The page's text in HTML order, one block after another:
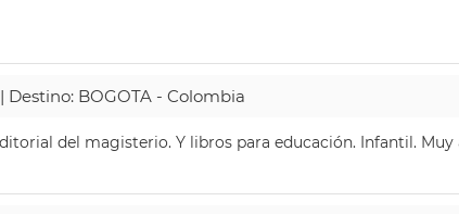
Destino: BOGOTA - Colombia
del magisterio. Y libros para educación. Infantil. Muy